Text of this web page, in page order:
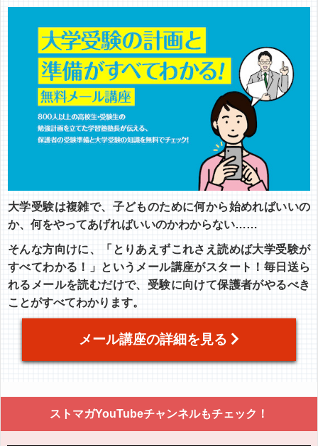
大学受験は複雑で、子どものために何から始めればいいの
か、何をやってあげればいいのかわからない……
そんな方向けに、「とりあえずこれさえ読めば大学受験が
すべてわかる！」というメール講座がスタート！毎日送ら
れるメールを読むだけで、受験に向けて保護者がやるべき
ことがすべてわかります。
メール講座の詳細を見る
ストマガYouTubeチャンネルもチェック！